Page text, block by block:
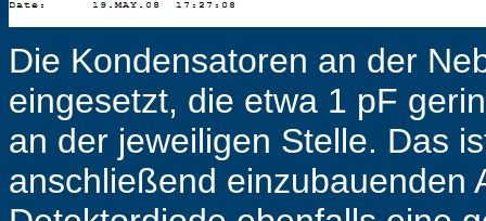
Die Kondensatoren an der
eingesetzt, die etwa 1 pF
an der jeweiligen Stelle. Das
anschließend einzubauenden